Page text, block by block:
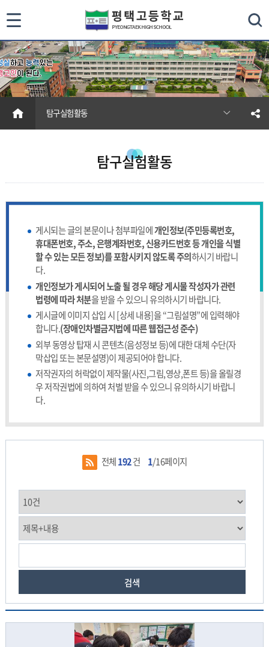
검색
통
합
검
닫
기
HOME 탐구실험활동
탐구실험활동
게시되는 글의 본문이나 첨부파일에개인정보(주민등록번호,
휴대폰번호, 주소, 은행계좌번호, 신용카드번호 등 개인을 식별
할 수 있는 모든 정보)를 포함시키지 않도록 주의하시기 바랍니
다.
개인정보가 게시되어 노출 될 경우 해당 게시물 작성자가 관련
법령에 따라 처분을 받을 수 있으니 유의하시기 바랍니다.
게시글에 이미지 삽입 시 [상세 내용]을 “그림설명”에 입력해야
합니다.(장애인차별금지법에 따른 웹접근성 준수)
외부 동영상 탑재 시 콘텐츠(음성정보 등)에 대한 대체 수단(자
막삽입 또는 본문설명)이 제공되어야 합니다.
저작권자의 허락없이 제작물(사진,그림,영상,폰트 등)을 올릴경
우 저작권법에 의하여 처벌 받을 수 있으니 유의하시기 바랍니
다.
전체192건 1/16페이지
검색